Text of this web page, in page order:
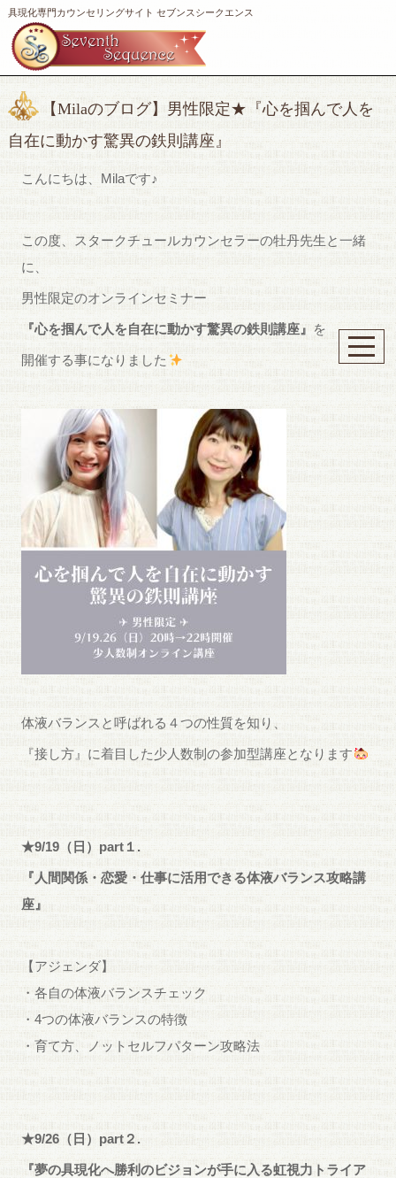
具現化専門カウンセリングサイト セブンスシークエンス
【Milaのブログ】男性限定★『心を掴んで人を
自在に動かす驚異の鉄則講座』
こんにちは、Milaです♪
この度、スタークチュールカウンセラーの牡丹先生と一緒
に、
男性限定のオンラインセミナー
『心を掴んで人を自在に動かす驚異の鉄則講座』 を
開催する事になりました
体液バランスと呼ばれる４つの性質を知り、
『接し方』に着目した少人数制の参加型講座となります
★9/19（日）part１.
『人間関係・恋愛・仕事に活用できる体液バランス攻略講
座』
【アジェンダ】
・各自の体液バランスチェック
・4つの体液バランスの特徴
・育て方、ノットセルフパターン攻略法
★9/26（日）part２.
『夢の具現化へ勝利のビジョンが手に入る虹視力トライア